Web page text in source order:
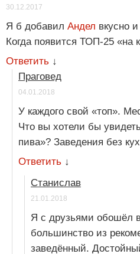
30.12.2017
Я б добавил Андел вкусно
Когда появится ТОП-25 «на
Ответить ↓
Праговед
04.01.2018
У каждого свой «топ».
Что вы хотели бы
пива»? Заведения без
Ответить ↓
Станислав
21.01.2018
Я с друзьями обошёл
большинство из
заведённый.